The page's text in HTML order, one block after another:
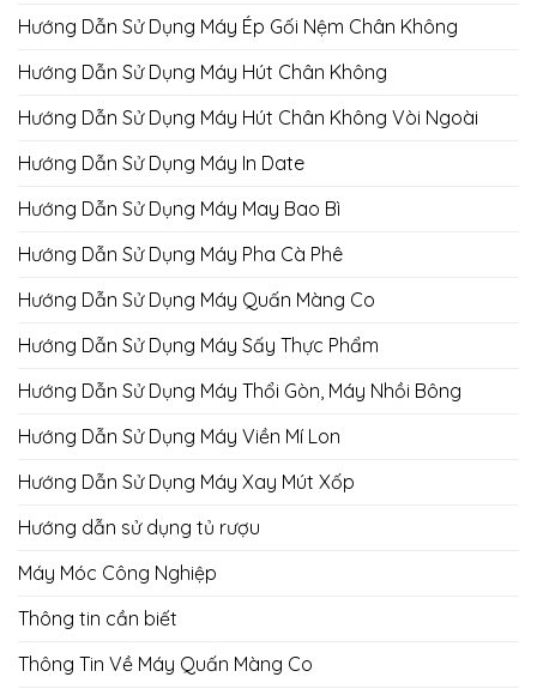
Hướng Dẫn Sử Dụng Máy Ép Gối Nệm Chân Không
Hướng Dẫn Sử Dụng Máy Hút Chân Không
Hướng Dẫn Sử Dụng Máy Hút Chân Không Vòi Ngoài
Hướng Dẫn Sử Dụng Máy In Date
Hướng Dẫn Sử Dụng Máy May Bao Bì
Hướng Dẫn Sử Dụng Máy Pha Cà Phê
Hướng Dẫn Sử Dụng Máy Quấn Màng Co
Hướng Dẫn Sử Dụng Máy Sấy Thực Phẩm
Hướng Dẫn Sử Dụng Máy Thổi Gòn, Máy Nhồi Bông
Hướng Dẫn Sử Dụng Máy Viền Mí Lon
Hướng Dẫn Sử Dụng Máy Xay Mút Xốp
Hướng dẫn sử dụng tủ rượu
Máy Móc Công Nghiệp
Thông tin cần biết
Thông Tin Về Máy Quấn Màng Co